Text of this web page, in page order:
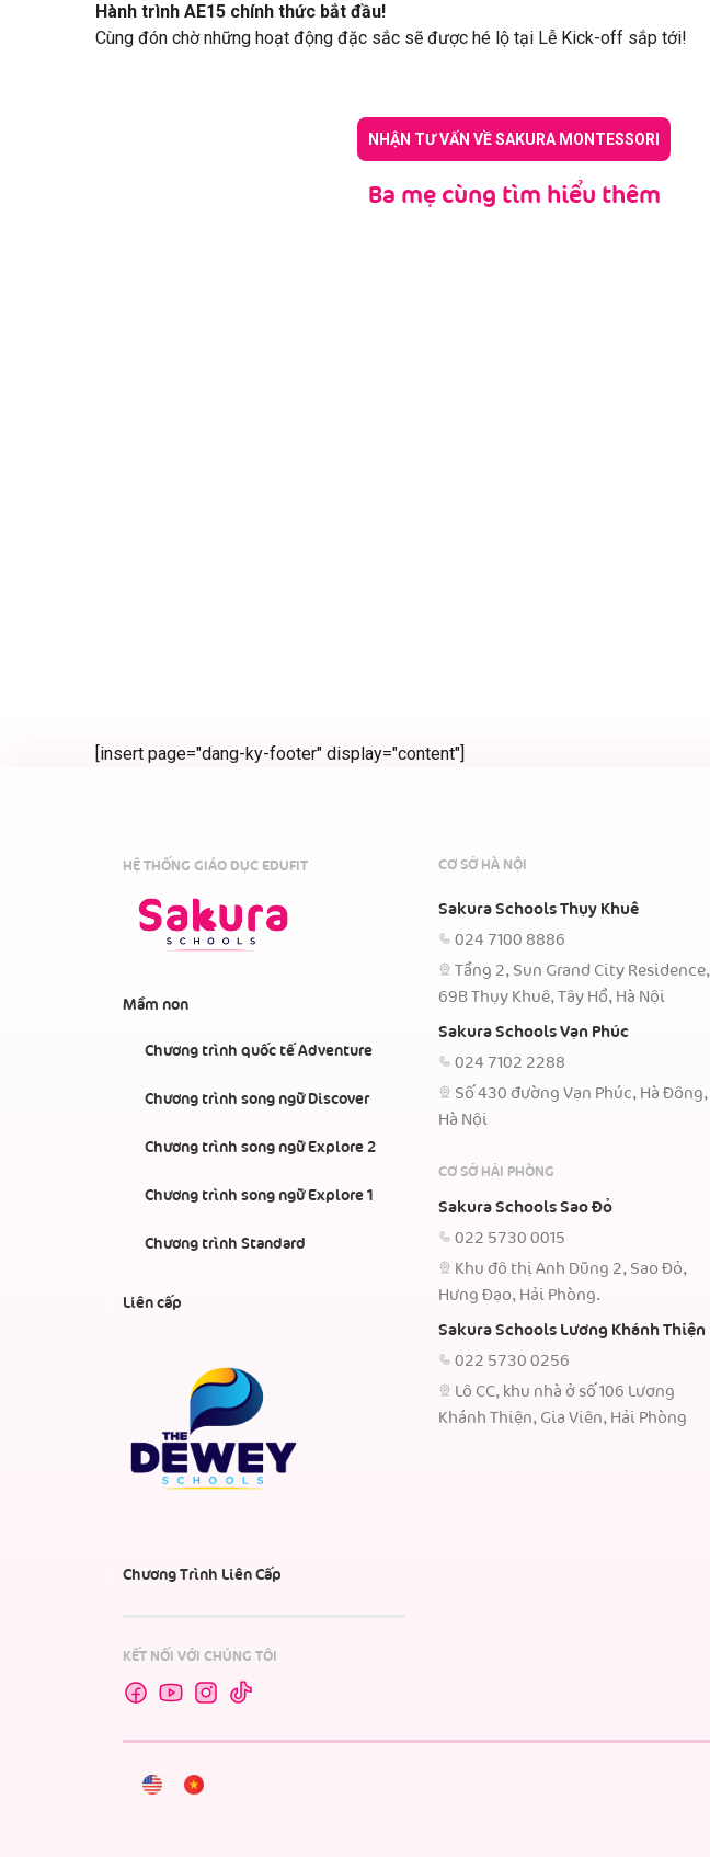
Hành trình AE15 chính thức bắt đầu!
Cùng đón chờ những hoạt động đặc sắc sẽ được hé lộ tại Lễ Kick-off sắp tới!
NHẬN TƯ VẤN VỀ SAKURA MONTESSORI
Ba mẹ cùng tìm hiểu thêm
[insert page="dang-ky-footer" display="content"]
HỆ THỐNG GIÁO DỤC EDUFIT
Mầm non
Chương trình quốc tế Adventure
Chương trình song ngữ Discover
Chương trình song ngữ Explore 2
Chương trình song ngữ Explore 1
Chương trình Standard
Liên cấp
Chương Trình Liên Cấp
KẾT NỐI VỚI CHÚNG TÔI
CƠ SỞ HÀ NỘI
Sakura Schools Thụy Khuê
024 7100 8886
Tầng 2, Sun Grand City Residence,
69B Thụy Khuê, Tây Hồ, Hà Nội
Sakura Schools Vạn Phúc
024 7102 2288
Số 430 đường Vạn Phúc, Hà Đông,
Hà Nội
CƠ SỞ HẢI PHÒNG
Sakura Schools Sao Đỏ
022 5730 0015
Khu đô thị Anh Dũng 2, Sao Đỏ,
Hưng Đạo, Hải Phòng.
Sakura Schools Lương Khánh Thiện
022 5730 0256
Lô CC, khu nhà ở số 106 Lương
Khánh Thiện, Gia Viên, Hải Phòng